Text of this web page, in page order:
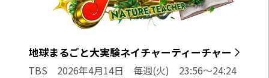
地球まるごと大実験ネイチャーティーチャー
TBS 2026年4月14日 毎週(火) 23:56〜24:24